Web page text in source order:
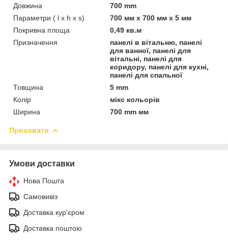
Довжина
700 mm
Параметри ( l x h x s)
700 мм х 700 мм х 5 мм
Покривна площа
0,49 кв.м
Призначення
панелі в вітальню, панелі
для ванної, панелі для
вітальні, панелі для
коридору, панелі для кухні,
панелі для спальної
Товщина
5 mm
Колір
мікс кольорів
Ширина
700 mm мм
Приховати
Умови доставки
Нова Пошта
Самовивіз
Доставка кур'єром
Доставка поштою